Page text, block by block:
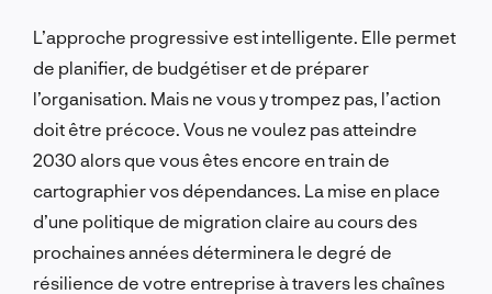
L’approche progressive est intelligente. Elle permet
de planifier, de budgétiser et de préparer
l’organisation. Mais ne vous y trompez pas, l’action
doit être précoce. Vous ne voulez pas atteindre
2030 alors que vous êtes encore en train de
cartographier vos dépendances. La mise en place
d’une politique de migration claire au cours des
prochaines années déterminera le degré de
résilience de votre entreprise à travers les chaînes